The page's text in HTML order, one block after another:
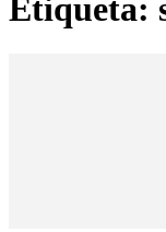
Etiqueta: